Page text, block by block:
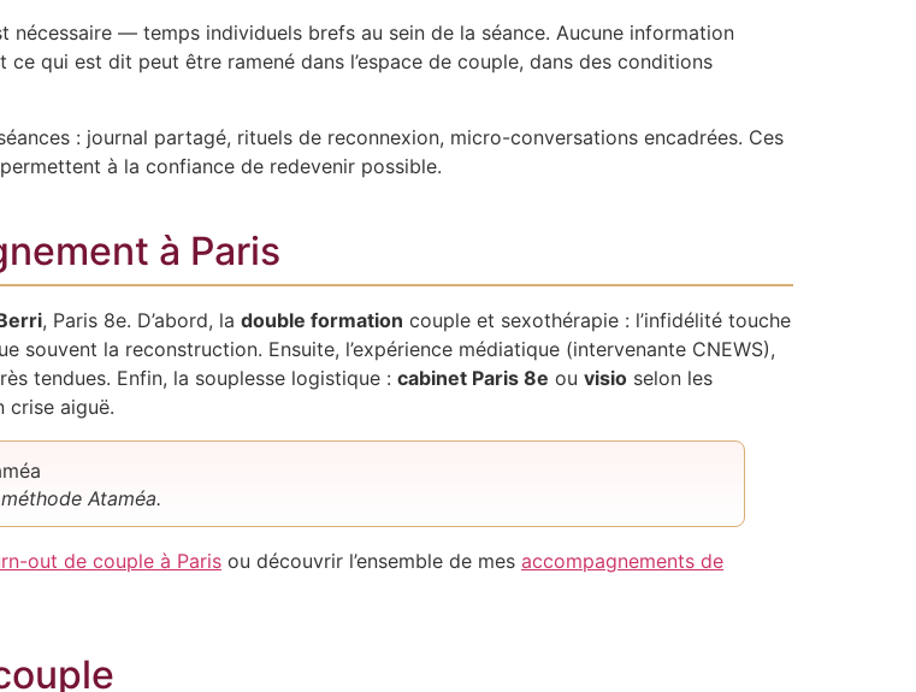
nécessaire — temps individuels brefs au sein de la séance. Aucune information
qui est dit peut être ramené dans l’espace de couple, dans des conditions
: journal partagé, rituels de reconnexion, micro-conversations encadrées. Ces
à la confiance de redevenir possible.
à Paris
, Paris 8e. D’abord, la double formation couple et sexothérapie : l’infidélité touche
la reconstruction. Ensuite, l’expérience médiatique (intervenante CNEWS),
tendues. Enfin, la souplesse logistique : cabinet Paris 8e ou visio selon les
crise aiguë.
Ataméa.
out de couple à Paris ou découvrir l’ensemble de mes accompagnements de